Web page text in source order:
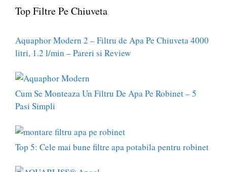
Top Filtre Pe Chiuveta
Aquaphor Modern 2 – Filtru de Apa Pe Chiuveta 4000
litri, 1.2 l/min – Pareri si Review
Cum Se Monteaza Un Filtru De Apa Pe Robinet – 5
Pasi Simpli
Top 5: Cele mai bune filtre apa potabila pentru robinet